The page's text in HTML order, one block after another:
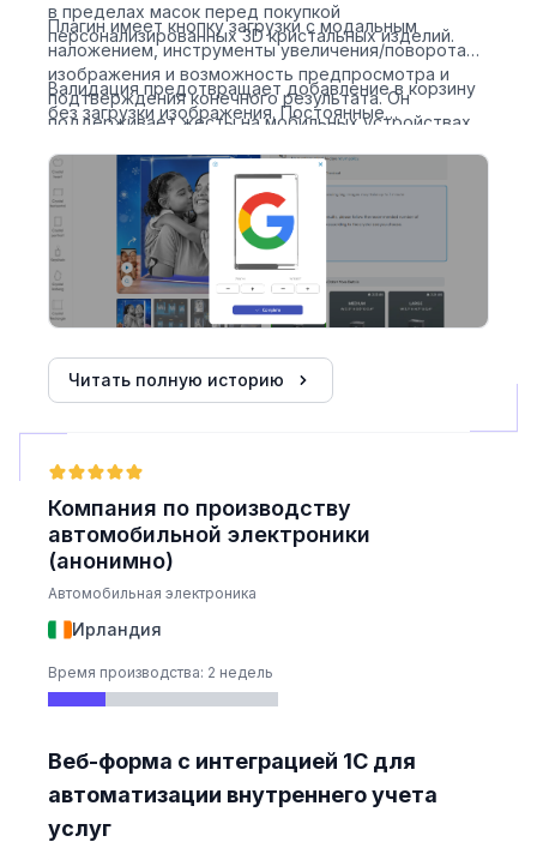
в пределах масок перед покупкой
персонализированных 3D кристальных изделий.
Плагин имеет кнопку загрузки с модальным
наложением, инструменты увеличения/поворота
изображения и возможность предпросмотра и
подтверждения конечного результата. Он
поддерживает жесты на мобильных устройствах,
администраторскую загрузку.
Валидация предотвращает добавление в корзину
без загрузки изображения. Постоянные
улучшение интерфейса и оптимизацию работы на
мобильных устройствах.
Читать полную историю
Компания по производству
автомобильной электроники
(анонимно)
Автомобильная электроника
Ирландия
Время производства: 2 недель
Веб-форма с интеграцией 1С для
автоматизации внутреннего учета
услуг